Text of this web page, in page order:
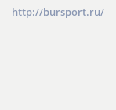
http://bursport.ru/